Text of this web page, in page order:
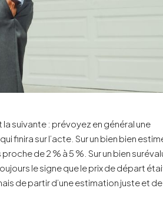
suivante : prévoyez en général une
finira sur l’acte. Sur un bien bien
de 2 % à 5 %. Sur un bien
le signe que le prix de départ
de partir d’une estimation juste et de